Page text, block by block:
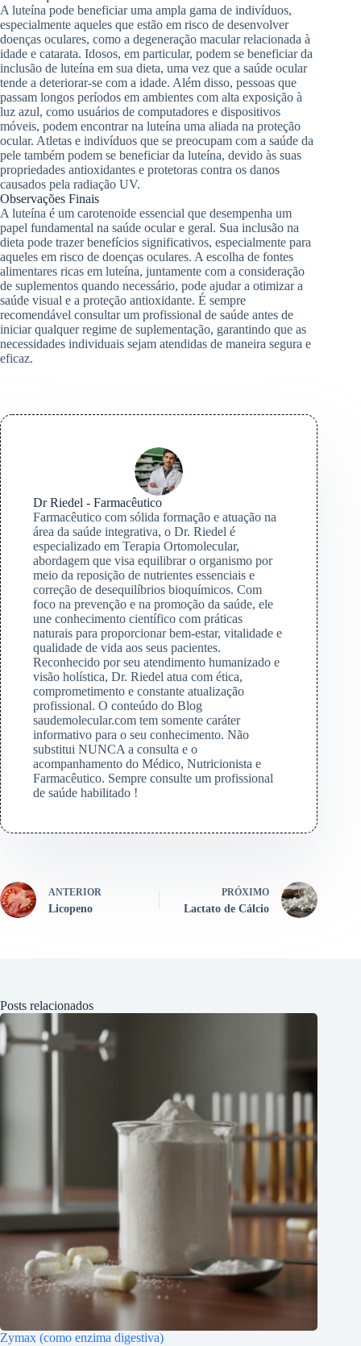
A luteína pode beneficiar uma ampla gama de indivíduos,
especialmente aqueles que estão em risco de desenvolver
doenças oculares, como a degeneração macular relacionada à
idade e catarata. Idosos, em particular, podem se beneficiar da
inclusão de luteína em sua dieta, uma vez que a saúde ocular
tende a deteriorar-se com a idade. Além disso, pessoas que
passam longos períodos em ambientes com alta exposição à
luz azul, como usuários de computadores e dispositivos
móveis, podem encontrar na luteína uma aliada na proteção
ocular. Atletas e indivíduos que se preocupam com a saúde da
pele também podem se beneficiar da luteína, devido às suas
propriedades antioxidantes e protetoras contra os danos
causados pela radiação UV.
Observações Finais
A luteína é um carotenoide essencial que desempenha um
papel fundamental na saúde ocular e geral. Sua inclusão na
dieta pode trazer benefícios significativos, especialmente para
aqueles em risco de doenças oculares. A escolha de fontes
alimentares ricas em luteína, juntamente com a consideração
de suplementos quando necessário, pode ajudar a otimizar a
saúde visual e a proteção antioxidante. É sempre
recomendável consultar um profissional de saúde antes de
iniciar qualquer regime de suplementação, garantindo que as
necessidades individuais sejam atendidas de maneira segura e
eficaz.
Dr Riedel - Farmacêutico
Farmacêutico com sólida formação e atuação na
área da saúde integrativa, o Dr. Riedel é
especializado em Terapia Ortomolecular,
abordagem que visa equilibrar o organismo por
meio da reposição de nutrientes essenciais e
correção de desequilíbrios bioquímicos. Com
foco na prevenção e na promoção da saúde, ele
une conhecimento científico com práticas
naturais para proporcionar bem-estar, vitalidade e
qualidade de vida aos seus pacientes.
Reconhecido por seu atendimento humanizado e
visão holística, Dr. Riedel atua com ética,
comprometimento e constante atualização
profissional. O conteúdo do Blog
saudemolecular.com tem somente caráter
informativo para o seu conhecimento. Não
substitui NUNCA a consulta e o
acompanhamento do Médico, Nutricionista e
Farmacêutico. Sempre consulte um profissional
de saúde habilitado !
ANTERIOR
Licopeno
PRÓXIMO
Lactato de Cálcio
Posts relacionados
Zymax (como enzima digestiva)